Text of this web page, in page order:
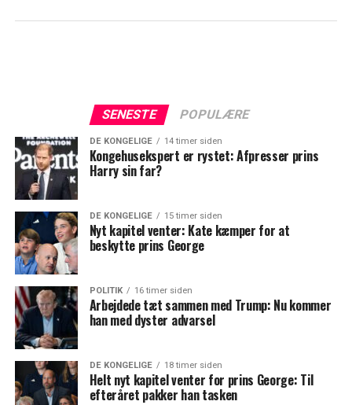
SENESTE POPULÆRE
DE KONGELIGE 14 timer siden
Kongehusekspert er rystet: Afpresser prins
Harry sin far?
DE KONGELIGE 15 timer siden
Nyt kapitel venter: Kate kæmper for at
beskytte prins George
POLITIK 16 timer siden
Arbejdede tæt sammen med Trump: Nu kommer
han med dyster advarsel
DE KONGELIGE 18 timer siden
Helt nyt kapitel venter for prins George: Til
efteråret pakker han tasken